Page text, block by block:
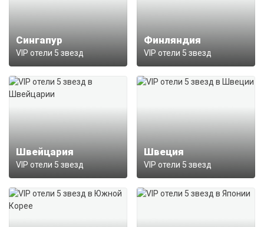
Сингапур
VIP отели 5 звезд
Финляндия
VIP отели 5 звезд
Швейцария
VIP отели 5 звезд
Швеция
VIP отели 5 звезд